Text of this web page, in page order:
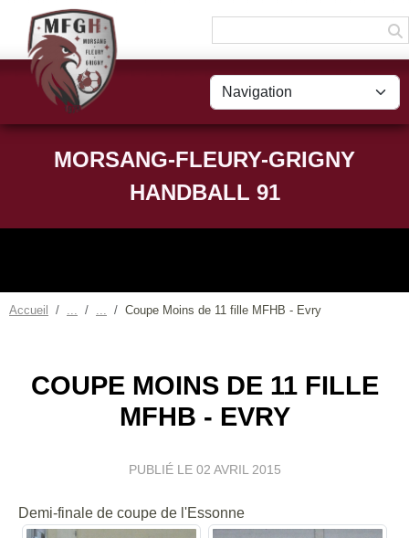
MORSANG-FLEURY-GRIGNY
HANDBALL 91
Accueil Coupe Moins de 11 fille MFHB - Evry
COUPE MOINS DE 11 FILLE
MFHB - EVRY
PUBLIÉ LE 02 AVRIL 2015
Demi-finale de coupe de l'Essonne
Panneau de gestion des cookies